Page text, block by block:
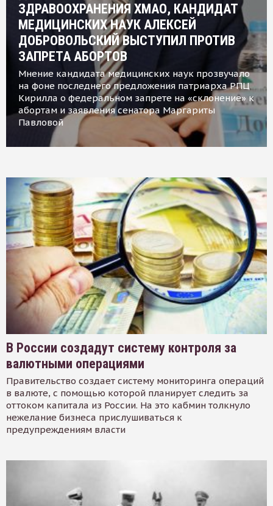
ЗДРАВООХРАНЕНИЯ ХМАО, КАНДИДАТ
МЕДИЦИНСКИХ НАУК АЛЕКСЕЙ
ДОБРОВОЛЬСКИЙ ВЫСТУПИЛ ПРОТИВ
ЗАПРЕТА АБОРТОВ
Мнение кандидата медицинских наук прозвучало
на фоне последнего предложения патриарха РПЦ
Кирилла о федеральном запрете на «склонение» к
абортам и заявления сенатора Маргариты
Павловой
В России создадут систему контроля за
валютными операциями
Правительство создает систему мониторинга операций
в валюте, с помощью которой планирует следить за
оттоком капитала из России. На это кабмин толкнуло
нежелание бизнеса прислушиваться к
предупреждениям власти